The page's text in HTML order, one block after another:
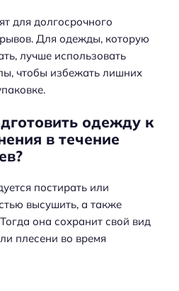
для долгосрочного
Для одежды, которую
лучше использовать
чтобы избежать лишних
одежду к
в течение
постирать или
высушить, а также
она сохранит свой вид
плесени во время